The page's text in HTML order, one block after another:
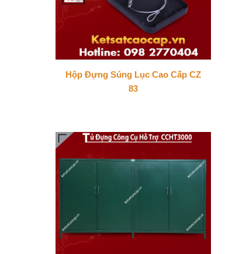
Hộp Đựng Súng Lục Cao Cấp CZ
83